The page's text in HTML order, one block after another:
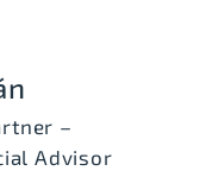
–
Advisor